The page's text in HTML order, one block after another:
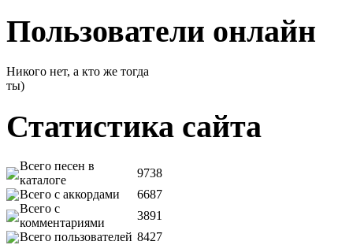
Пользователи онлайн
Никого нет, а кто же тогда
ты)
Статистика сайта
Всего песен в
каталоге
9738
Всего с аккордами
6687
Всего с
комментариями
3891
Всего пользователей 8427